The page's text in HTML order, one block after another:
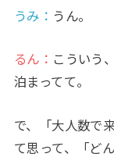
うみ ： うん。
るん： こういう
泊まってて。
で、「大人数で
て思って、「ど